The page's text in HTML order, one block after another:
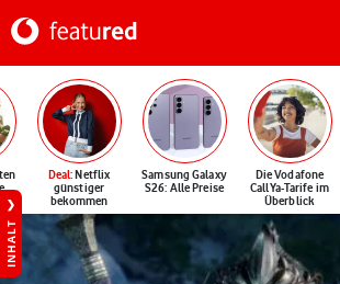
Deal: Netflix
günstiger
bekommen
Samsung Galaxy
S26: Alle Preise
Die Vodafone
CallYa-Tarife im
Überblick
INHALT